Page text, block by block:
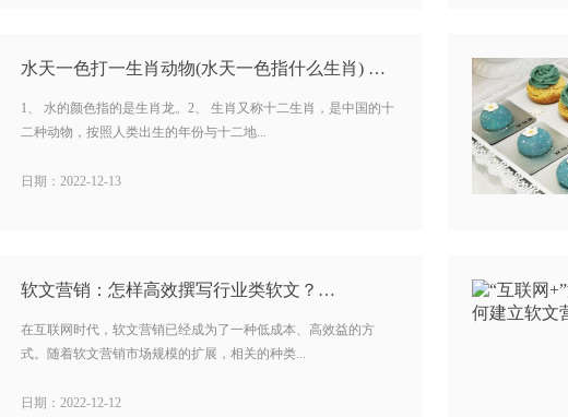
水天一色打一生肖动物(水天一色指什么生肖) …
1、 水的颜色指的是生肖龙。2、 生肖又称十二生肖，是中国的十
二种动物，按照人类出生的年份与十二地...
日期：2022-12-13
软文营销：怎样高效撰写行业类软文？…
在互联网时代，软文营销已经成为了一种低成本、高效益的方
式。随着软文营销市场规模的扩展，相关的种类...
日期：2022-12-12